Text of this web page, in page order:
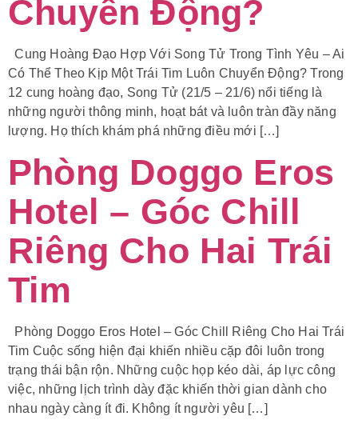
Chuyển Động?
Cung Hoàng Đạo Hợp Với Song Tử Trong Tình Yêu – Ai
Có Thể Theo Kịp Một Trái Tim Luôn Chuyển Động? Trong
12 cung hoàng đạo, Song Tử (21/5 – 21/6) nổi tiếng là
những người thông minh, hoạt bát và luôn tràn đầy năng
lượng. Họ thích khám phá những điều mới […]
Phòng Doggo Eros
Hotel – Góc Chill
Riêng Cho Hai Trái
Tim
Phòng Doggo Eros Hotel – Góc Chill Riêng Cho Hai Trái
Tim Cuộc sống hiện đại khiến nhiều cặp đôi luôn trong
trạng thái bận rộn. Những cuộc họp kéo dài, áp lực công
việc, những lịch trình dày đặc khiến thời gian dành cho
nhau ngày càng ít đi. Không ít người yêu […]